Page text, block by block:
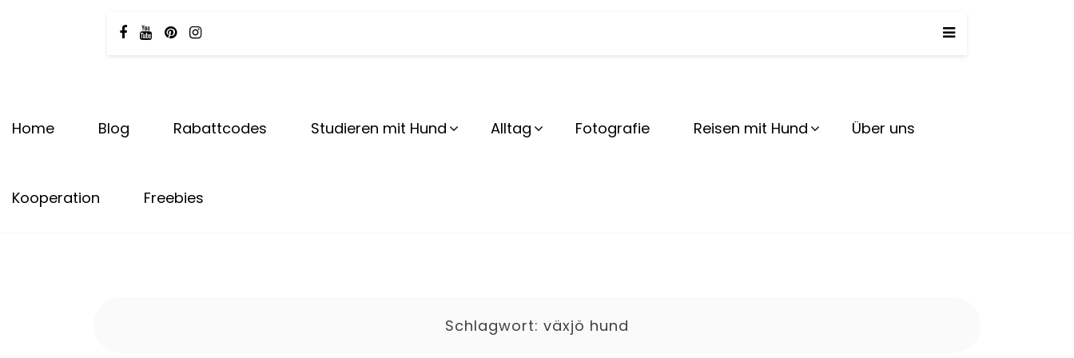
TotalBeshepherd
Home Blog Rabattcodes Studieren mit Hund Alltag Fotografie Reisen mit Hund Über uns
Kooperation Freebies
Schlagwort: växjö hund